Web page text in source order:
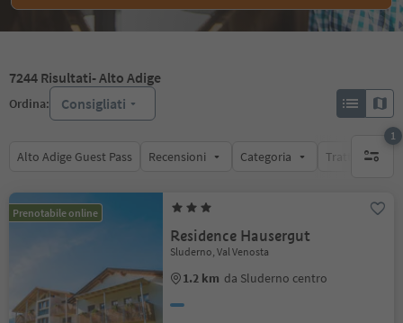
7244 Risultati- Alto Adige
Ordina: Consigliati
Alto Adige Guest Pass Recensioni Categoria Trattamento
1
1 filtro
Prenotabile online
Residence Hausergut
Sluderno, Val Venosta
1.2 km da Sluderno centro